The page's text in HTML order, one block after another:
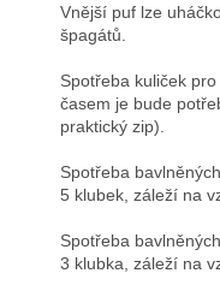
Vnější puf lze
špagátů.
Spotřeba kuliček
časem je bude
praktický zip).
Spotřeba
5 klubek, záleží na
Spotřeba
3 klubka, záleží na